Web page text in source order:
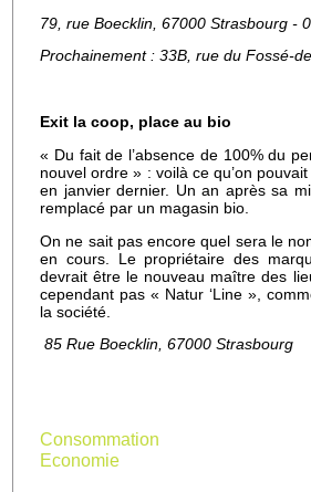
79, rue Boecklin, 67000 Strasbourg -
Prochainement : 33B, rue du Fossé-
Exit la coop, place au bio
« Du fait de l’absence de 100% du
nouvel ordre » : voilà ce qu’on
en janvier dernier. Un an après sa
remplacé par un magasin bio.
On ne sait pas encore quel sera le
en cours. Le propriétaire des
devrait être le nouveau maître des
cependant pas « Natur ‘Line »,
la société.
85 Rue Boecklin, 67000 Strasbourg
Consommation
Economie